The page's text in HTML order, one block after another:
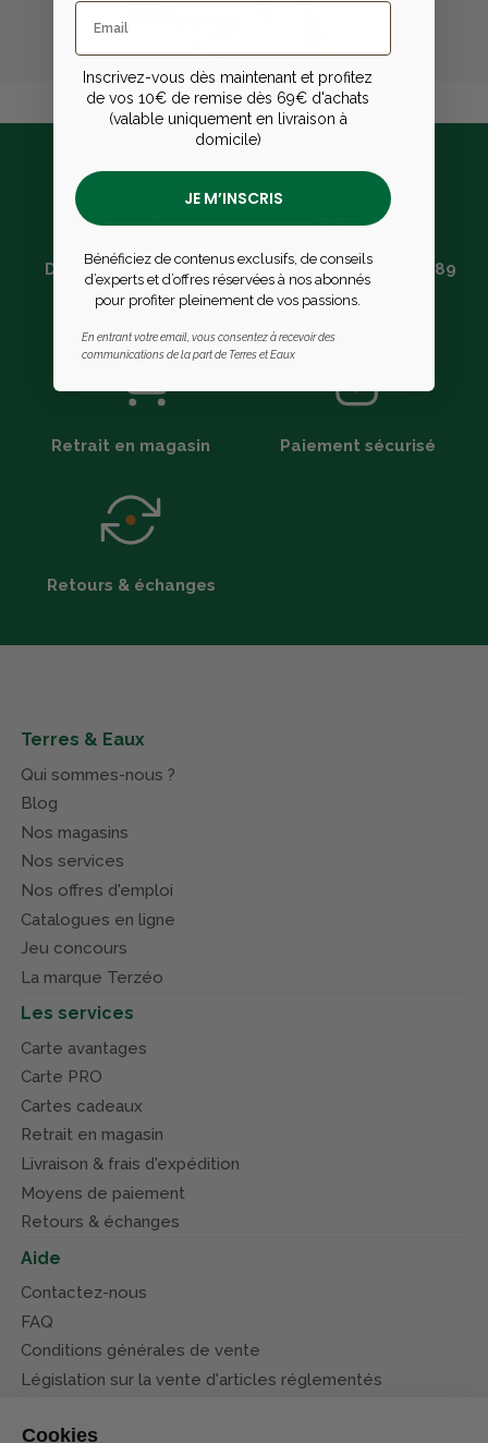
Cookies
Des passionnés pour
vous conseiller
Livraison offerte dès 89
€ avec la carte
avantages*
Retrait en magasin Paiement sécurisé
Retours & échanges
Terres & Eaux
Qui sommes-nous ?
Blog
Nos magasins
Nos services
Nos offres d'emploi
Catalogues en ligne
Jeu concours
La marque Terzéo
Les services
Carte avantages
Carte PRO
Cartes cadeaux
Retrait en magasin
Livraison & frais d'expédition
Moyens de paiement
Retours & échanges
Aide
Contactez-nous
FAQ
Conditions générales de vente
Législation sur la vente d'articles réglementés
Conditions de nos offres
Inscrivez-vous dès maintenant et profitez
de vos 10€ de remise dès 69€ d'achats
(valable uniquement en livraison à
domicile)
JE M’INSCRIS
Bénéficiez de contenus exclusifs, de conseils
d’experts et d’offres réservées à nos abonnés
pour profiter pleinement de vos passions.
En entrant votre email, vous consentez à recevoir des
communications de la part de Terres et Eaux